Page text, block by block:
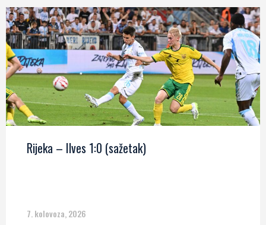
Rijeka – Ilves 1:0 (sažetak)
7. kolovoza, 2026